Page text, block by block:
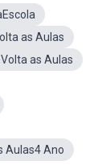
as Aulas
as Aulas
Aulas4 Ano